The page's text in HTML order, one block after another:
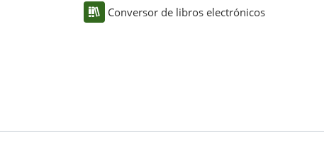
Conversor de libros electrónicos